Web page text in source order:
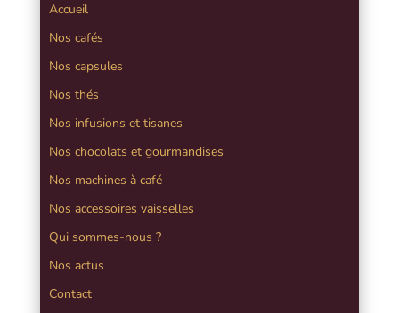
Accueil
Nos cafés
Nos capsules
Nos thés
Nos infusions et tisanes
Nos chocolats et gourmandises
Nos machines à café
Nos accessoires vaisselles
Qui sommes-nous ?
Nos actus
Contact